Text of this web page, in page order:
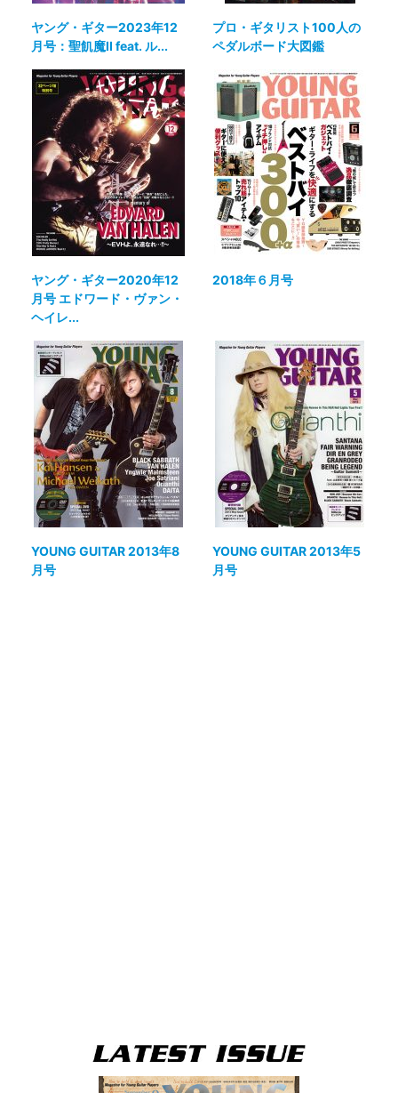
ヤング・ギター2023年12
月号：聖飢魔II feat. ル...
プロ・ギタリスト100人の
ペダルボード大図鑑
ヤング・ギター2020年12
月号 エドワード・ヴァン・
ヘイレ...
2018年６月号
YOUNG GUITAR 2013年8
月号
YOUNG GUITAR 2013年5
月号